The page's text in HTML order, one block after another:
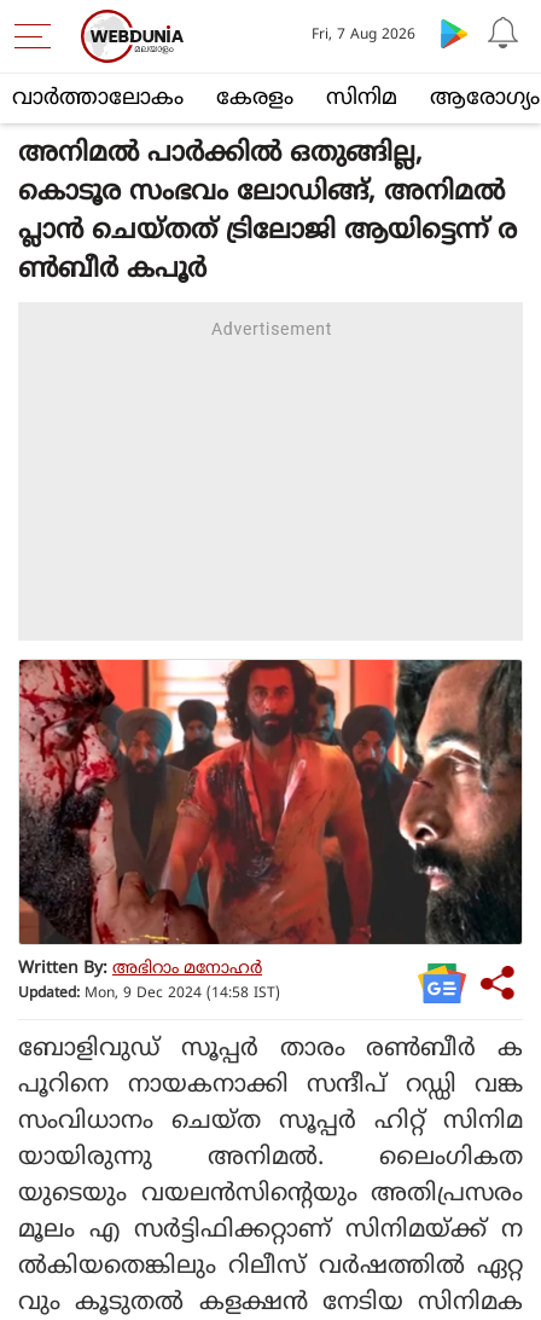
വാര്‍ത്താലോകം കേരളം സിനിമ ആരോഗ്യം
Fri, 7 Aug 2026
അനിമൽ പാർക്കിൽ ഒതുങ്ങില്ല,
കൊടൂര സംഭവം ലോഡിങ്ങ്, അനിമൽ
പ്ലാൻ ചെയ്തത് ട്രിലോജി ആയിട്ടെന്ന് ര
ൺബീർ കപൂർ
Written By: അഭിറാം മനോഹർ
Updated: Mon, 9 Dec 2024 (14:58 IST)
ബോളിവുഡ് സൂപ്പര്‍ താരം രണ്‍ബീര്‍ ക
പൂറിനെ നായകനാക്കി സന്ദീപ് റഡ്ഡി വങ്ക
സംവിധാനം ചെയ്ത സൂപ്പര്‍ ഹിറ്റ് സിനിമ
യായിരുന്നു അനിമല്‍. ലൈംഗികത
യുടെയും വയലന്‍സിന്റെയും അതിപ്രസരം
മൂലം എ സര്‍ട്ടിഫിക്കറ്റാണ് സിനിമയ്ക്ക് ന
ല്‍കിയതെങ്കിലും റിലീസ് വര്‍ഷത്തില്‍ ഏറ്റ
വും കൂടുതല്‍ കളക്ഷന്‍ നേടിയ സിനിമക